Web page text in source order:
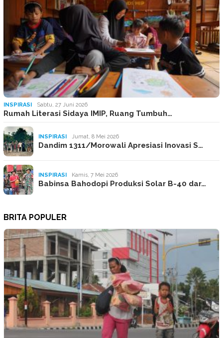
INSPIRASI Sabtu, 27 Juni 2026
Rumah Literasi Sidaya IMIP, Ruang Tumbuh…
INSPIRASI Jumat, 8 Mei 2026
Dandim 1311/Morowali Apresiasi Inovasi S…
INSPIRASI Kamis, 7 Mei 2026
Babinsa Bahodopi Produksi Solar B-40 dar…
BRITA POPULER